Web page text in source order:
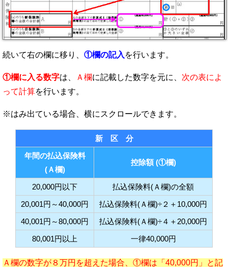
続いて右の欄に移り、 ①欄の記入 を行います。
①欄に入る数字は、 Ａ欄に記載した数字を元に、 次の表によ
って計算を行います。
新 区 分
年間の払込保険料
(Ａ欄)
控除額 (①欄)
20,000円以下
払込保険料(Ａ欄)の全額
20,001円～40,000円
払込保険料(Ａ欄)÷２＋10,000円
40,001円～80,000円
払込保険料(Ａ欄)÷４＋20,000円
80,001円以上
一律40,000円
Ａ欄の数字が８万円を超えた場合、①欄は「40,000円」と記